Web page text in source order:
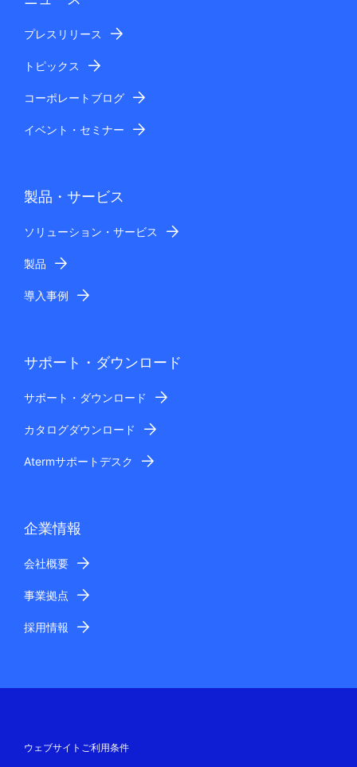
プレスリリース
トピックス
コーポレートブログ
イベント・セミナー
製品・サービス
ソリューション・サービス
製品
導入事例
サポート・ダウンロード
サポート・ダウンロード
カタログダウンロード
Atermサポートデスク
企業情報
会社概要
事業拠点
採用情報
ウェブサイトご利用条件